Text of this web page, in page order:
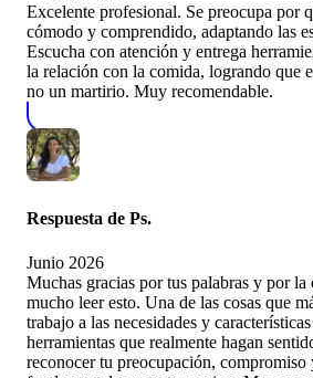
Excelente profesional. Se preocupa por
cómodo y comprendido, adaptando las
Escucha con atención y entrega
la relación con la comida, logrando que
no un martirio. Muy recomendable.
Respuesta de Ps.
Junio 2026
Muchas gracias por tus palabras y por
mucho leer esto. Una de las cosas que
trabajo a las necesidades y
herramientas que realmente hagan
reconocer tu preocupación,